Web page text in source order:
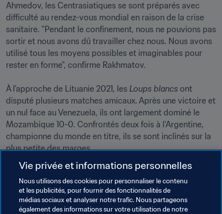
Ahmedov, les Centrasiatiques se sont préparés avec
difficulté au rendez-vous mondial en raison de la crise
sanitaire. "Pendant le confinement, nous ne pouvions pas
sortir et nous avons dû travailler chez nous. Nous avons
utilisé tous les moyens possibles et imaginables pour
rester en forme", confirme Rakhmatov.
À l'approche de Lituanie 2021, les Loups blancs ont
disputé plusieurs matches amicaux. Après une victoire et
un nul face au Venezuela, ils ont largement dominé le
Mozambique 10-0. Confrontés deux fois à l'Argentine,
championne du monde en titre, ils se sont inclinés sur la
plus petite des marges.
"Nous avons engrangé beaucoup d'expérience pour la
Coupe du Monde", assure Rakhmatov. "L'effectif a été
rafraîchi et les jeunes recrues font du bon travail. Il y a
une bonne alchimie au sein du groupe. Nous sommes
Vie privée et informations personnelles
Nous utilisons des cookies pour personnaliser le contenu
et les publicités, pour fournir des fonctionnalités de
médias sociaux et analyser notre trafic. Nous partageons
également des informations sur votre utilisation de notre